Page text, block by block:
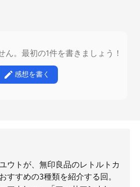
ん。最初の1件を書きましょう！
感想を書く
ウトが、無印良品のレトルトカ
すすめの3種類を紹介する回。